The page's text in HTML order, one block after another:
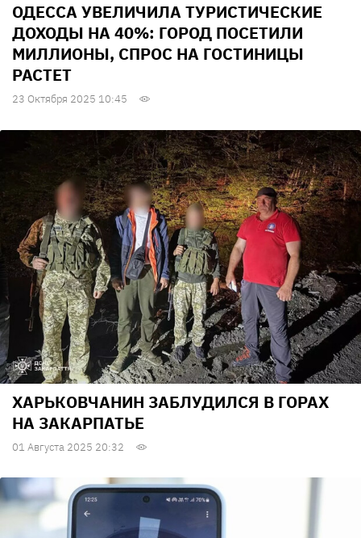
ОДЕССА УВЕЛИЧИЛА ТУРИСТИЧЕСКИЕ
ДОХОДЫ НА 40%: ГОРОД ПОСЕТИЛИ
МИЛЛИОНЫ, СПРОС НА ГОСТИНИЦЫ
РАСТЕТ
23 Октября 2025 10:45
ХАРЬКОВЧАНИН ЗАБЛУДИЛСЯ В ГОРАХ
НА ЗАКАРПАТЬЕ
01 Августа 2025 20:32